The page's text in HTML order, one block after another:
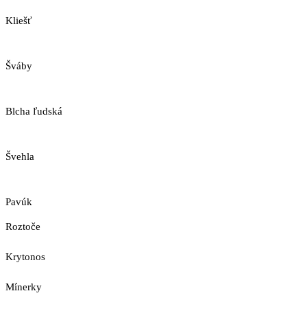
Kliešť
Šváby
Blcha ľudská
Švehla
Pavúk
Roztoče
Krytonos
Mínerky